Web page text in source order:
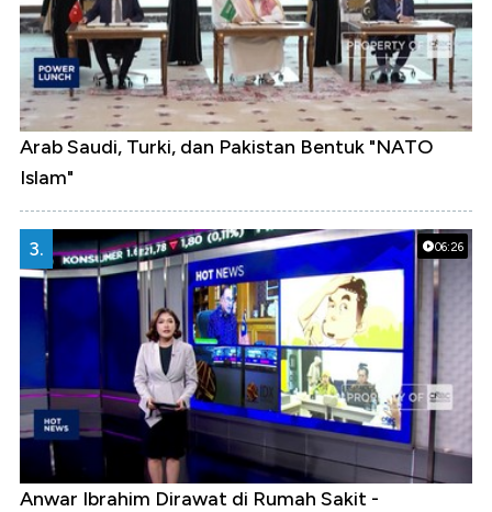
Arab Saudi, Turki, dan Pakistan Bentuk "NATO
Islam"
06:26
3.
Anwar Ibrahim Dirawat di Rumah Sakit -